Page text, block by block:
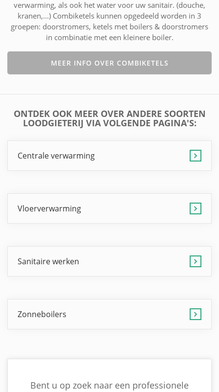
verwarming, als ook het water voor uw sanitair. (douche,
kranen,...) Combiketels kunnen opgedeeld worden in 3
groepen: doorstromers, ketels met boilers & doorstromers
in combinatie met een kleinere boiler.
MEER INFO OVER COMBIKETELS
ONTDEK OOK MEER OVER ANDERE SOORTEN
LOODGIETERIJ VIA VOLGENDE PAGINA'S:
Centrale verwarming
Vloerverwarming
Sanitaire werken
Zonneboilers
Bent u op zoek naar een professionele